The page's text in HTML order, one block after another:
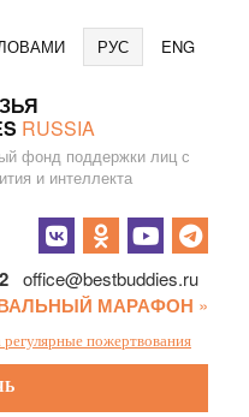
РУС ENG
RUSSIA
фонд поддержки лиц с
и интеллекта
office@bestbuddies.ru
МАРАФОН »
пожертвования